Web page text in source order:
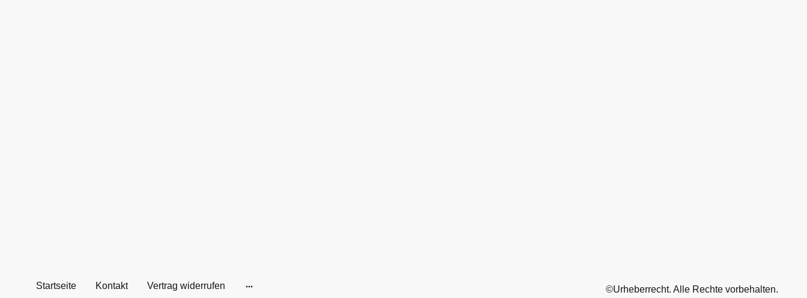
Startseite Kontakt Vertrag widerrufen ©Urheberrecht. Alle Rechte vorbehalten.